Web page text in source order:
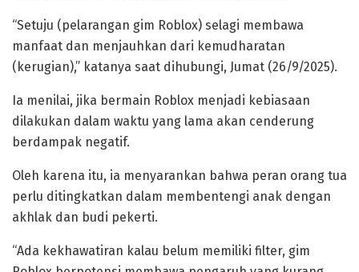
“Setuju (pelarangan gim Roblox) selagi membawa
manfaat dan menjauhkan dari kemudharatan
(kerugian),” katanya saat dihubungi, Jumat (26/9/2025).
Ia menilai, jika bermain Roblox menjadi kebiasaan
dilakukan dalam waktu yang lama akan cenderung
berdampak negatif.
Oleh karena itu, ia menyarankan bahwa peran orang tua
perlu ditingkatkan dalam membentengi anak dengan
akhlak dan budi pekerti.
“Ada kekhawatiran kalau belum memiliki filter, gim